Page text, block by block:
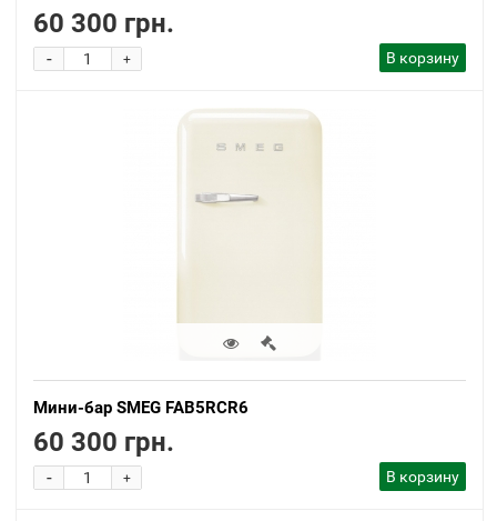
60 300 грн.
+
- В корзину
Мини-бар SMEG FAB5RCR6
60 300 грн.
+
- В корзину